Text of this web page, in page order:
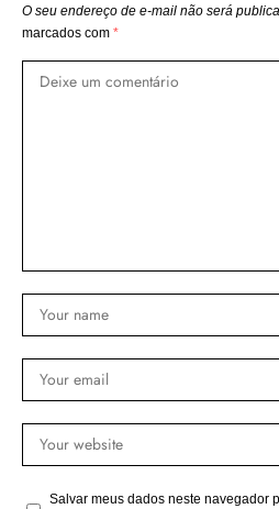
O seu endereço de e-mail não será
marcados com *
Salvar meus dados neste navegador